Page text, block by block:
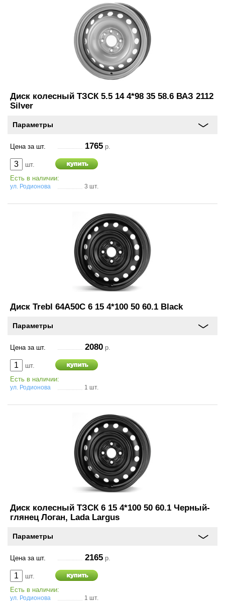
шинам
(831)
410-
33-
77
Диск колесный ТЗСК 5.5 14 4*98 35 58.6 ВАЗ 2112
Silver
Параметры
Цена за шт. 1765 р.
шт.
Есть в наличии:
ул. Родионова 3 шт.
Диск Trebl 64A50C 6 15 4*100 50 60.1 Black
Параметры
Цена за шт. 2080 р.
шт.
Есть в наличии:
ул. Родионова 1 шт.
Диск колесный ТЗСК 6 15 4*100 50 60.1 Черный-
глянец Логан, Lada Largus
Параметры
Цена за шт. 2165 р.
шт.
Есть в наличии:
ул. Родионова 1 шт.